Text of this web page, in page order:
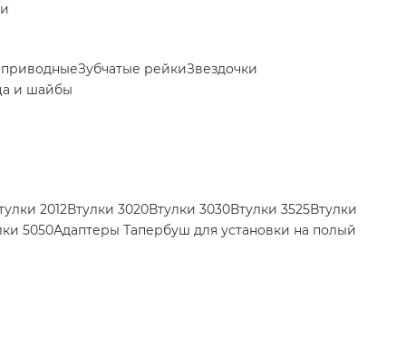
Зубчатые рейкиЗвездочки
и шайбы
2012Втулки 3020Втулки 3030Втулки 3525Втулки
5050Адаптеры Тапербуш для установки на полый